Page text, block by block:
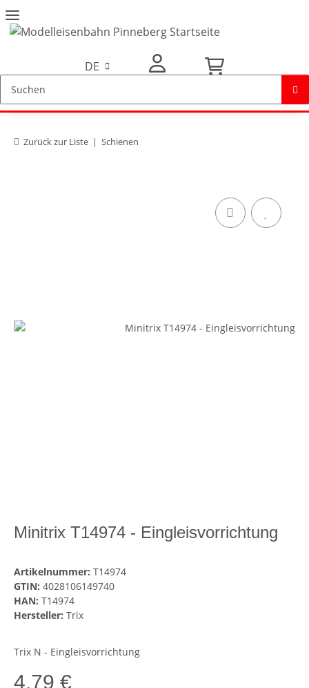
DE
Zurück zur Liste Schienen
Minitrix T14974 - Eingleisvorrichtung
Artikelnummer:T14974
GTIN: 4028106149740
HAN: T14974
Hersteller: Trix
Trix N - Eingleisvorrichtung
4,79 €